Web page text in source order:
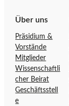
i
t
e
d
e
r
e
n
s
i
v
e
Über uns
Präsidium &
Vorstände
Mitglieder
Wissenschaftli
cher Beirat
Geschäftsstell
e